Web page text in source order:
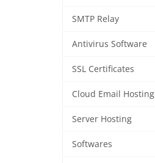
SMTP Relay
Antivirus Software
SSL Certificates
Cloud Email Hosting
Server Hosting
Softwares